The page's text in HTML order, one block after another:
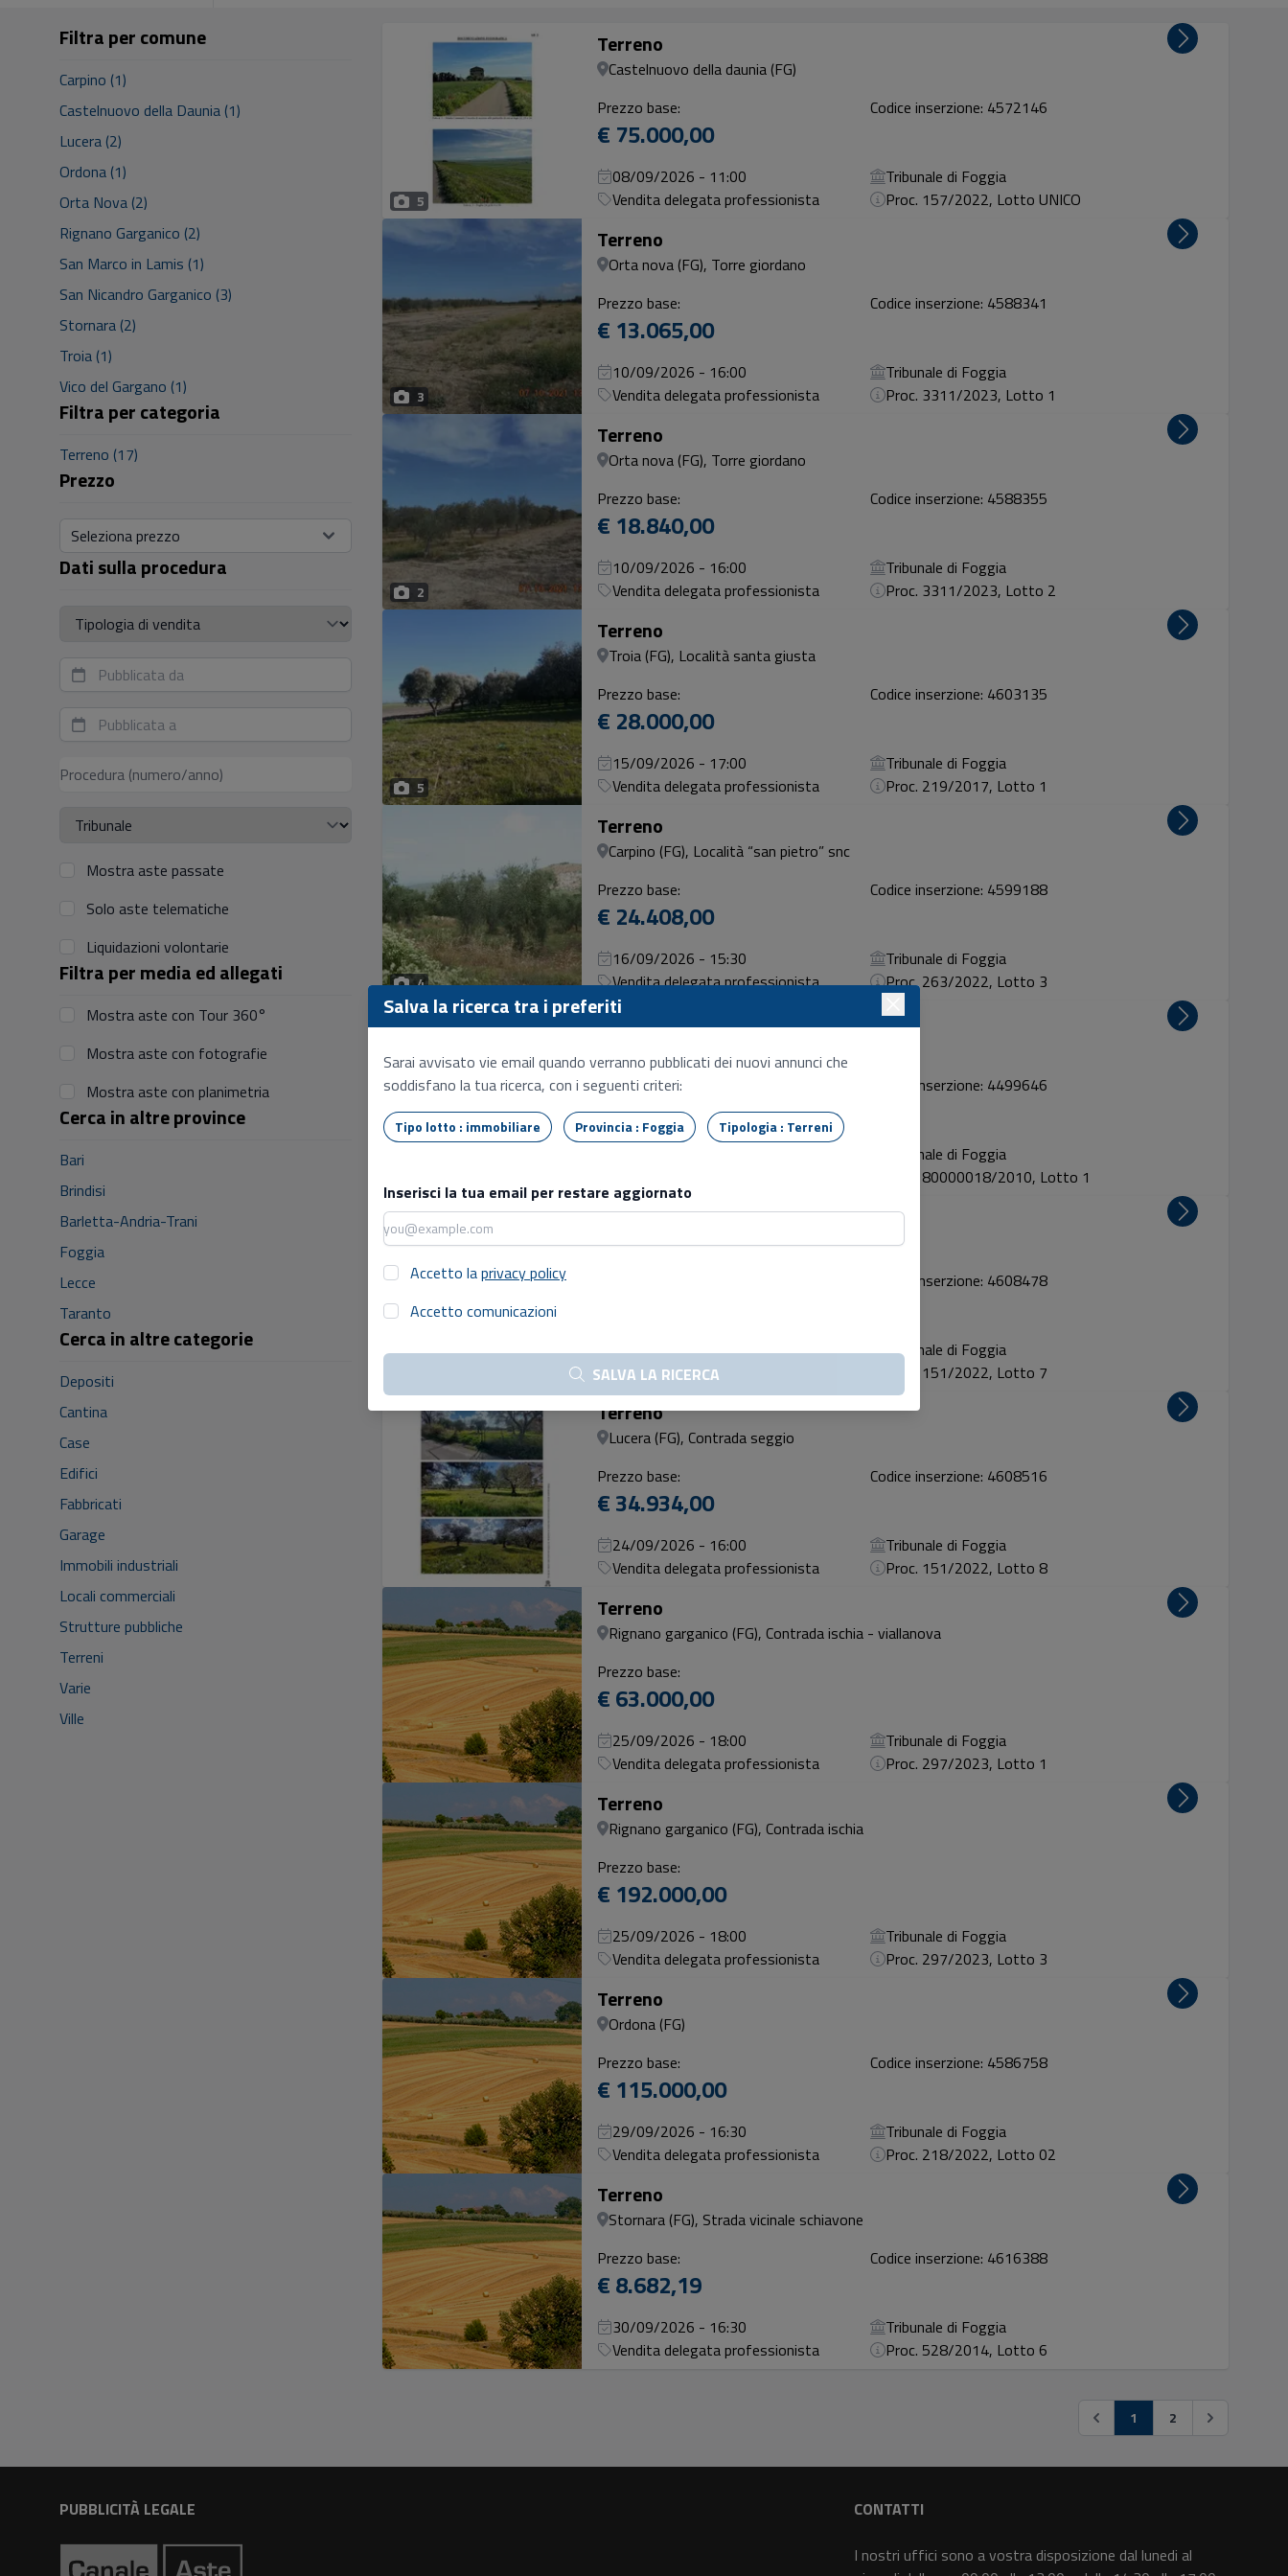
Filtra per comune
Carpino (1)
Castelnuovo della Daunia (1)
Lucera (2)
Ordona (1)
Orta Nova (2)
Rignano Garganico (2)
San Marco in Lamis (1)
San Nicandro Garganico (3)
Stornara (2)
Troia (1)
Vico del Gargano (1)
Filtra per categoria
Terreno (17)
Prezzo
Seleziona prezzo
Dati sulla procedura
Tipologia di vendita
Mostra aste passate
Solo aste telematiche
Liquidazioni volontarie
Filtra per media ed allegati
Mostra aste con Tour 360°
Mostra aste con fotografie
Mostra aste con planimetria
Cerca in altre province
Bari
Brindisi
Barletta-Andria-Trani
Foggia
Lecce
Taranto
Cerca in altre categorie
Depositi
Cantina
Case
Edifici
Fabbricati
Garage
Immobili industriali
Locali commerciali
Strutture pubbliche
Terreni
Varie
Ville
5
Terreno
Castelnuovo della daunia (FG)
Prezzo base:
€ 75.000,00
Codice inserzione: 4572146
08/09/2026 - 11:00
Tribunale di Foggia
Vendita delegata professionista
Proc. 157/2022, Lotto UNICO
3
Terreno
Orta nova (FG), Torre giordano
Prezzo base:
€ 13.065,00
Codice inserzione: 4588341
10/09/2026 - 16:00
Tribunale di Foggia
Vendita delegata professionista
Proc. 3311/2023, Lotto 1
2
Terreno
Orta nova (FG), Torre giordano
Prezzo base:
€ 18.840,00
Codice inserzione: 4588355
10/09/2026 - 16:00
Tribunale di Foggia
Vendita delegata professionista
Proc. 3311/2023, Lotto 2
5
Terreno
Troia (FG), Località santa giusta
Prezzo base:
€ 28.000,00
Codice inserzione: 4603135
15/09/2026 - 17:00
Tribunale di Foggia
Vendita delegata professionista
Proc. 219/2017, Lotto 1
4
Terreno
Carpino (FG), Località “san pietro” snc
Prezzo base:
€ 24.408,00
Codice inserzione: 4599188
16/09/2026 - 15:30
Tribunale di Foggia
Vendita delegata professionista
Proc. 263/2022, Lotto 3
Terreno
Prezzo base:
€ 66.000,00
Codice inserzione: 4499646
Tribunale di Foggia
Proc. 80000018/2010, Lotto 1
Terreno
Lucera (FG), Contrada quatraro
Codice inserzione: 4608478
24/09/2026 - 16:00
Tribunale di Foggia
Vendita delegata professionista
Proc. 151/2022, Lotto 7
Terreno
Lucera (FG), Contrada seggio
Prezzo base:
€ 34.934,00
Codice inserzione: 4608516
24/09/2026 - 16:00
Tribunale di Foggia
Vendita delegata professionista
Proc. 151/2022, Lotto 8
Terreno
Rignano garganico (FG), Contrada ischia - viallanova
Prezzo base:
€ 63.000,00
25/09/2026 - 18:00
Tribunale di Foggia
Vendita delegata professionista
Proc. 297/2023, Lotto 1
Terreno
Rignano garganico (FG), Contrada ischia
Prezzo base:
€ 192.000,00
25/09/2026 - 18:00
Tribunale di Foggia
Vendita delegata professionista
Proc. 297/2023, Lotto 3
Terreno
Ordona (FG)
Prezzo base:
€ 115.000,00
Codice inserzione: 4586758
29/09/2026 - 16:30
Tribunale di Foggia
Vendita delegata professionista
Proc. 218/2022, Lotto 02
Terreno
Stornara (FG), Strada vicinale schiavone
Prezzo base:
€ 8.682,19
Codice inserzione: 4616388
30/09/2026 - 16:30
Tribunale di Foggia
Vendita delegata professionista
Proc. 528/2014, Lotto 6
1 2
Salva la ricerca tra i preferiti
Sarai avvisato vie email quando verranno pubblicati dei nuovi annunci che
soddisfano la tua ricerca, con i seguenti criteri:
Tipo lotto : immobiliare Provincia : Foggia Tipologia : Terreni
Inserisci la tua email per restare aggiornato
Accetto laprivacy policy
Accetto comunicazioni
SALVA LA RICERCA
PUBBLICITÀ LEGALE
CONTATTI
I nostri uffici sono a vostra disposizione dal lunedi al